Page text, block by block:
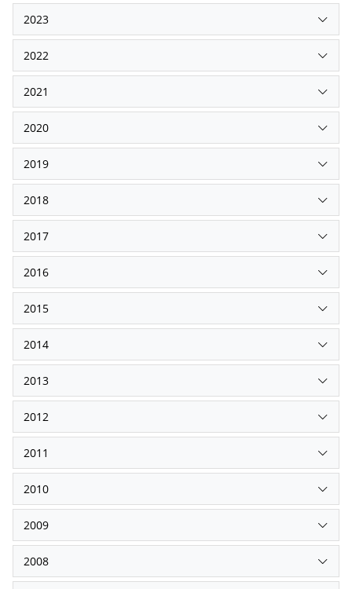
2023
2022
2021
2020
2019
2018
2017
2016
2015
2014
2013
2012
2011
2010
2009
2008